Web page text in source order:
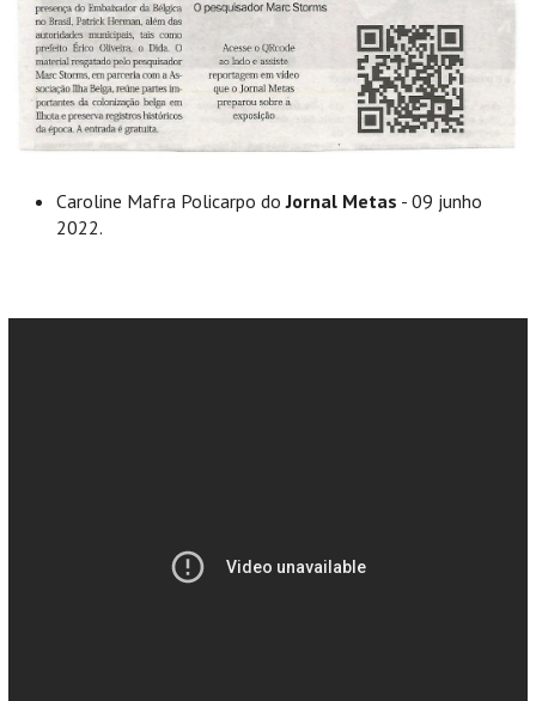
Caroline Mafra Policarpo doJornal Metas - 09 junho
2022.